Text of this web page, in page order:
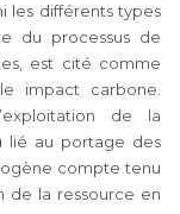
les différents types
du processus de
est cité comme
impact carbone.
de la
lié au portage des
compte tenu
de la ressource en